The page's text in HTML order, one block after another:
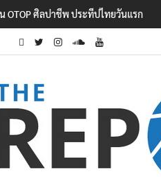
ครึ่งปีแรกโต 6.5% กวาดรายได้ 2.3 ห